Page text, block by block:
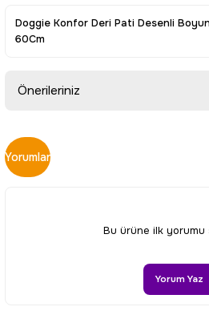
Doggie Konfor Deri Pati Desenli
60Cm
Önerileriniz
Bu ürünün fiyat bilgisi, resim, ürün
konularda yetersiz gördüğünüz
kullanarak tarafımıza iletebilirsiniz.
Ürün resmi kalitesiz, bozuk veya
Ürün bilgilerinde hatalar bulunuyor.
Yorumlar
Bu ürüne ilk yorumu
Yorum Yaz